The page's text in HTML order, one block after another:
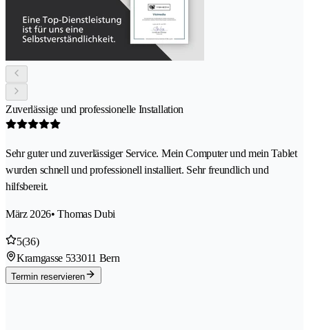
Zuverlässige und professionelle Installation
Sehr guter und zuverlässiger Service. Mein Computer und mein Tablet
wurden schnell und professionell installiert. Sehr freundlich und
hilfsbereit.
März 2026• Thomas Dubi
5(36)
Kramgasse 533011 Bern
Termin reservieren